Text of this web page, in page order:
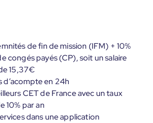
de fin de mission (IFM) + 10%
congés payés (CP), soit un salaire
15,37€
d’acompte en 24h
CET de France avec un taux
10% par an
dans une application